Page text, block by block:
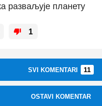
разваљује планету
1
SVI KOMENTARI 11
OSTAVI KOMENTAR